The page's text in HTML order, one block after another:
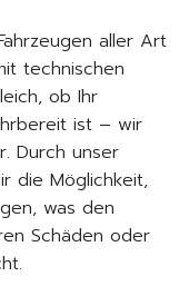
aller Art
technischen
ob Ihr
ist – wir
Durch unser
die Möglichkeit,
was den
Schäden oder